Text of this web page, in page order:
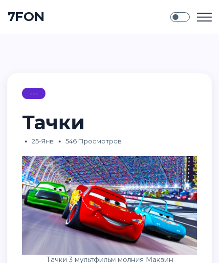
7FON
---
Тачки
25-Янв 546 Просмотров
Тачки 3 мультфильм молния Маквин